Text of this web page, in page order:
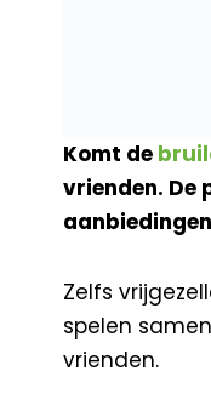
Komt de
vrienden. De
Zelfs
spelen samen
vrienden.